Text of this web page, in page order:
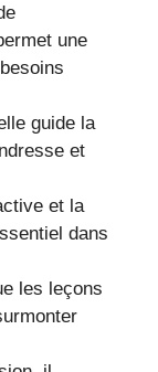
une
guide la
et
et la
dans
les leçons